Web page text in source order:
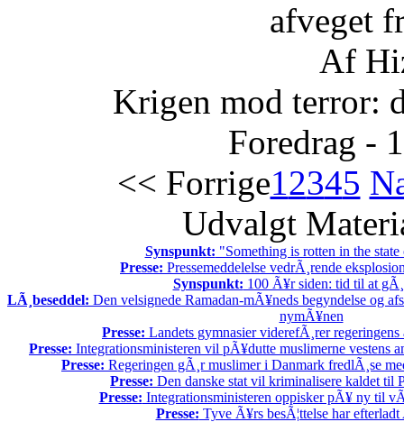
afveget
Af
Krigen mod terror:
Foredrag -
<< Forrige12345
Udvalgt
Synspunkt: "Something is rotten in the
Presse: Pressemeddelelse vedrÃ¸rende
Synspunkt: 100 Ã¥r siden: tid til at
LÃ¸beseddel: Den velsignede Ramadan-mÃ¥neds begyndelse og
nymÃ¥nen
Presse: Landets gymnasier viderefÃ¸rer
Presse: Integrationsministeren vil pÃ¥dutte muslimerne vestens
Presse: Regeringen gÃ¸r muslimer i Danmark fredlÃ¸se
Presse: Den danske stat vil kriminalisere kaldet til
Presse: Integrationsministeren oppisker pÃ¥ ny til
Presse: Tyve Ã¥rs besÃ¦ttelse har